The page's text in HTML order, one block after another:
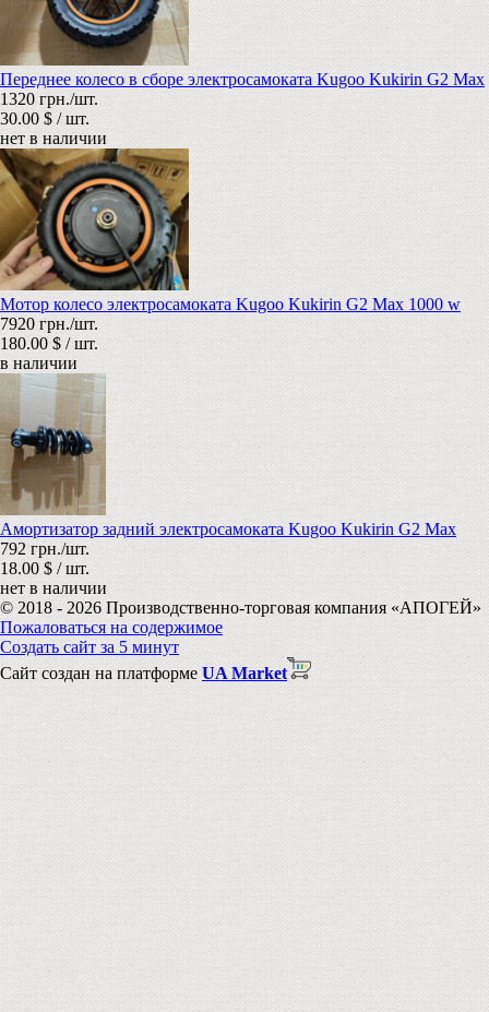
Переднее колесо в сборе электросамоката Kugoo Kukirin G2 Max
1320 грн./шт.
30.00 $ / шт.
нет в наличии
Мотор колесо электросамоката Kugoo Kukirin G2 Max 1000 w
7920 грн./шт.
180.00 $ / шт.
в наличии
Амортизатор задний электросамоката Kugoo Kukirin G2 Max
792 грн./шт.
18.00 $ / шт.
нет в наличии
© 2018 - 2026 Производственно-торговая компания «АПОГЕЙ»
Пожаловаться на содержимое
Создать сайт за 5 минут
Сайт создан на платформе UA Market